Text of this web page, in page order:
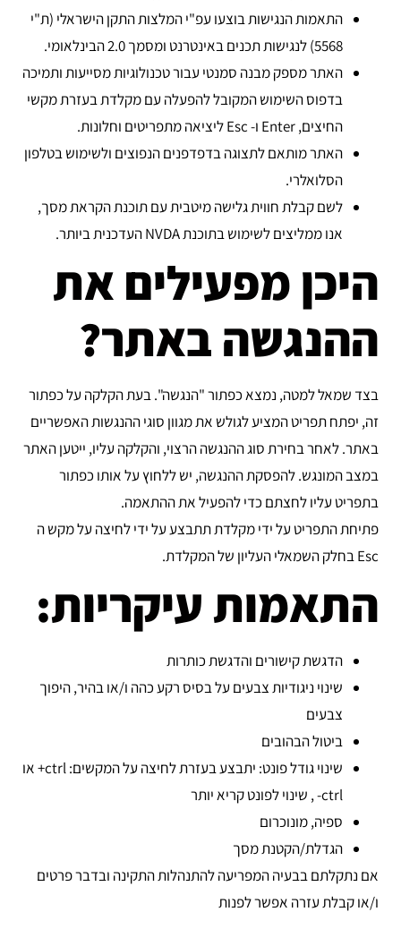
התאמות הנגישות בוצעו עפ"י המלצות התקן הישראלי (ת"י
5568) לנגישות תכנים באינטרנט ומסמך 2.0 הבינלאומי.
האתר מספק מבנה סמנטי עבור טכנולוגיות מסייעות ותמיכה
בדפוס השימוש המקובל להפעלה עם מקלדת בעזרת מקשי
החיצים, Enter ו- Esc ליציאה מתפריטים וחלונות.
האתר מותאם לתצוגה בדפדפנים הנפוצים ולשימוש בטלפון
הסלואלרי.
לשם קבלת חווית גלישה מיטבית עם תוכנת הקראת מסך,
אנו ממליצים לשימוש בתוכנת NVDA העדכנית ביותר.
היכן מפעילים את
ההנגשה באתר?
בצד שמאל למטה, נמצא כפתור "הנגשה". בעת הקלקה על כפתור
זה, יפתח תפריט המציע לגולש את מגוון סוגי ההנגשות האפשריים
באתר. לאחר בחירת סוג ההנגשה הרצוי, והקלקה עליו, ייטען האתר
במצב המונגש. להפסקת ההנגשה, יש ללחוץ על אותו כפתור
בתפריט עליו לחצתם כדי להפעיל את ההתאמה.
פתיחת התפריט על ידי מקלדת תתבצע על ידי לחיצה על מקש ה
Esc בחלק השמאלי העליון של המקלדת.
התאמות עיקריות:
הדגשת קישורים והדגשת כותרות
שינוי ניגודיות צבעים על בסיס רקע כהה ו/או בהיר, היפוך
צבעים
ביטול הבהובים
שינוי גודל פונט: יתבצע בעזרת לחיצה על המקשים: ctrl+ או
ctrl- , שינוי לפונט קריא יותר
ספיה, מונוכרום
הגדלת/הקטנת מסך
אם נתקלתם בבעיה המפריעה להתנהלות התקינה ובדבר פרטים
ו/או קבלת עזרה אפשר לפנות